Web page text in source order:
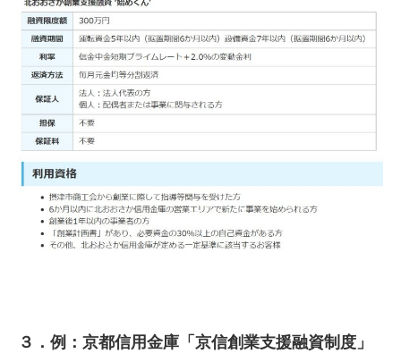
３．例：京都信用金庫「京信創業支援融資制度」